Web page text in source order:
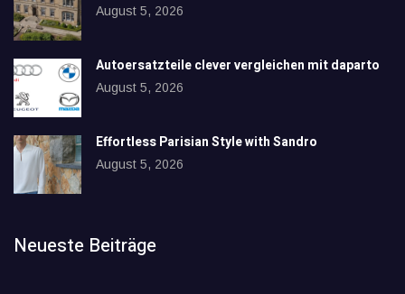
August 5, 2026
Autoersatzteile clever vergleichen mit daparto
August 5, 2026
Effortless Parisian Style with Sandro
August 5, 2026
Neueste Beiträge